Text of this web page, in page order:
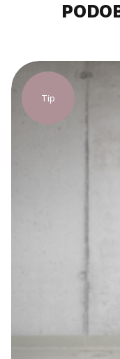
Tip